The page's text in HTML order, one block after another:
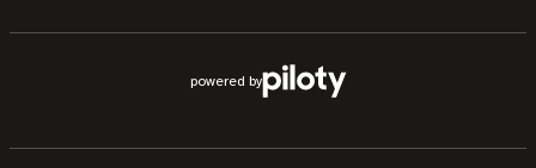
powered by